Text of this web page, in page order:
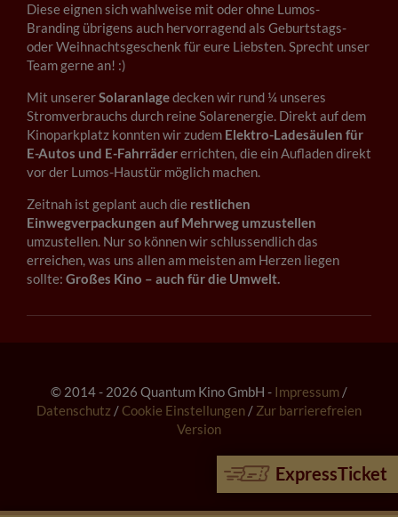
ExpressTicket
Diese eignen sich wahlweise mit oder ohne Lumos-
Branding übrigens auch hervorragend als Geburtstags-
oder Weihnachtsgeschenk für eure Liebsten. Sprecht unser
Team gerne an! :)
Mit unsererSolaranlagedecken wir rund ¼ unseres
Stromverbrauchs durch reine Solarenergie. Direkt auf dem
Kinoparkplatz konnten wir zudem Elektro-Ladesäulen für
E-Autos und E-Fahrrädererrichten, die ein Aufladen direkt
vor der Lumos-Haustür möglich machen.
Zeitnah ist geplant auch die restlichen
Einwegverpackungen auf Mehrweg umzustellen
umzustellen. Nur so können wir schlussendlich das
erreichen, was uns allen am meisten am Herzen liegen
sollte: Großes Kino – auch für die Umwelt.
© 2014 - 2026 Quantum Kino GmbH - Impressum /
Datenschutz / Cookie Einstellungen / Zur barrierefreien
Version